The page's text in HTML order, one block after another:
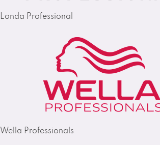
Londa Professional
Wella Professionals